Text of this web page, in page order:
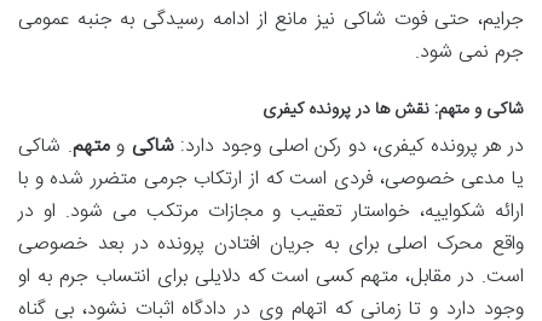
جرایم، حتی فوت شاکی نیز مانع از ادامه رسیدگی به جنبه عمومی
جرم نمی شود.
شاکی و متهم: نقش ها در پرونده کیفری
در هر پرونده کیفری، دو رکن اصلی وجود دارد:شاکی ومتهم. شاکی
یا مدعی خصوصی، فردی است که از ارتکاب جرمی متضرر شده و با
ارائه شکواییه، خواستار تعقیب و مجازات مرتکب می شود. او در
واقع محرک اصلی برای به جریان افتادن پرونده در بعد خصوصی
است. در مقابل، متهم کسی است که دلایلی برای انتساب جرم به او
وجود دارد و تا زمانی که اتهام وی در دادگاه اثبات نشود، بی گناه